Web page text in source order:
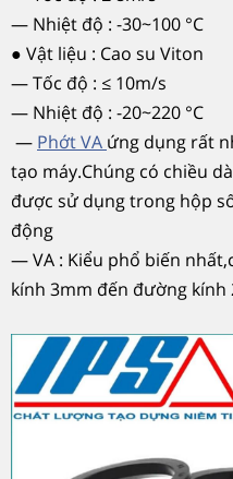
— Nhiệt độ : -30~100 °C
● Vật liệu : Cao su Viton
— Tốc độ : ≤ 10m/s
— Nhiệt độ : -20~220 °C
— Phớt VA ứng dụng rất
tạo máy.Chúng có chiều
được sử dụng trong hộp
động
— VA : Kiểu phổ biến
kính 3mm đến đường kính